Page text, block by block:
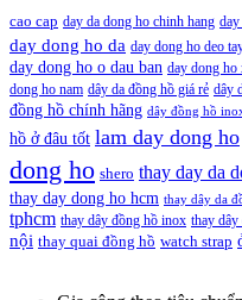
cao cap day da dong ho chinh hang
day dong ho da day dong ho deo
day dong ho o dau ban day dong ho
dong ho nam dây da đồng hồ giá rẻ dây
đồng hồ chính hãng dây đồng hồ
hồ ở đâu tốt lam day dong ho
dong ho shero thay day da
thay day dong ho hcm thay dây da
tphcm thay dây đồng hồ inox thay
nội thay quai đồng hồ watch strap